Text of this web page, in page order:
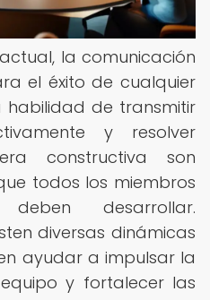
la comunicación
el éxito de cualquier
de transmitir
y resolver
constructiva son
todos los miembros
desarrollar.
diversas dinámicas
ayudar a impulsar la
y fortalecer las